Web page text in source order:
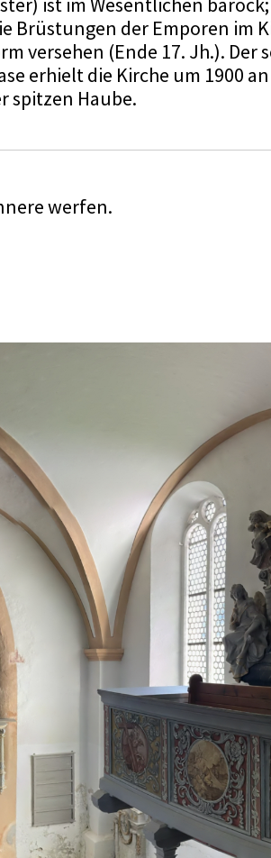
Brüstungen der Emporen im
versehen (Ende 17. Jh.). Der
erhielt die Kirche um 1900
spitzen Haube.
werfen.